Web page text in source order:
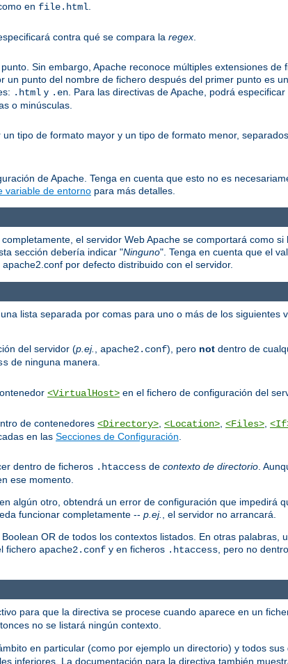
en file.html
contra qué se compara la regex
Sin embargo, Apache reconoce múltiples extensiones de
punto del nombre de fichero después del primer punto es
.html y .en . Para las directivas de Apache, podrá especificar
o minúsculas.
tipo de formato mayor y un tipo de formato menor,
de Apache. Tenga en cuenta que esto no es
variable de entorno para más detalles.
el servidor Web Apache se comportará como
sección debería indicar "Ninguno". Tenga en cuenta que el
por defecto distribuido con el servidor.
lista separada por comas para uno o más de los siguientes
del servidor (p.ej. apache2.conf), pero not dentro de
de ninguna manera.
<VirtualHost> en el fichero de configuración del
de contenedores <Directory> <Location> <Files>
en las Secciones de Configuración
dentro de ficheros .htaccess de contexto de directorio .
ese momento.
algún otro, obtendrá un error de configuración que impedirá
funcionar completamente -- p.ej.
, el servidor no arrancará.
OR de todos los contextos listados. En otras palabras,
fichero apache2.conf y en ficheros .htaccess , pero no
para que la directiva se procese cuando aparece en un
no se listará ningún contexto.
en particular (como por ejemplo un directorio) y todos
inferiores. La documentación para la directiva también